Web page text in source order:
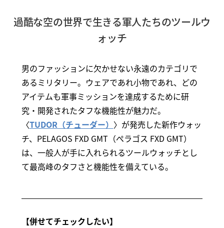
過酷な空の世界で生きる軍人たちのツールウ
ォッチ
男のファッションに欠かせない永遠のカテゴリで
あるミリタリー。ウェアであれ小物であれ、どの
アイテムも軍事ミッションを達成するために研
究・開発されたタフな機能性が魅力だ。
〈TUDOR（チューダー） 〉が発売した新作ウォッ
チ、PELAGOS FXD GMT（ぺラゴス FXD GMT）
は、一般人が手に入れられるツールウォッチとし
て最高峰のタフさと機能性を備えている。
【併せてチェックしたい】